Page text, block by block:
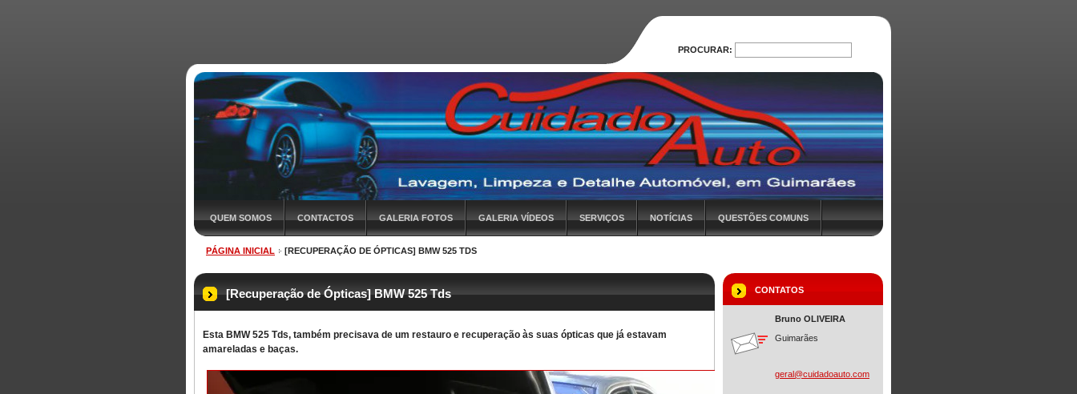
QUEM SOMOS CONTACTOS GALERIA FOTOS GALERIA VÍDEOS SERVIÇOS NOTÍCIAS QUESTÕES COMUNS
O QUE É O DETALHE?
PÁGINA INICIAL [RECUPERAÇÃO DE ÓPTICAS] BMW 525 TDS
[Recuperação de Ópticas] BMW 525 Tds
Esta BMW 525 Tds, também precisava de um restauro e recuperação às suas ópticas que já estavam
amareladas e baças.
CONTATOS
Bruno OLIVEIRA
Guimarães
geral@cuidadoauto.com
PROCURAR: